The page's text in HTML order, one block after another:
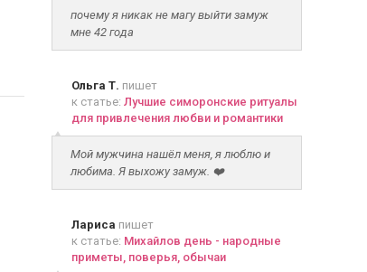
почему я никак не магу выйти замуж
мне 42 года
Ольга Т. пишет
к статье: Лучшие симоронские ритуалы
для привлечения любви и романтики
Мой мужчина нашёл меня, я люблю и
любима. Я выхожу замуж. ❤️
Лариса пишет
к статье: Михайлов день - народные
приметы, поверья, обычаи